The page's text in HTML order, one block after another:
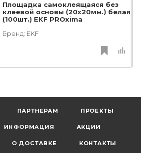
Площадка самоклеящаяся без
клеевой основы (20х20мм.) белая
(100шт.) EKF PROxima
Бренд: EKF
ПАРТНЕРАМ ПРОЕКТЫ
ИНФОРМАЦИЯ АКЦИИ
О ДОСТАВКЕ КОНТАКТЫ